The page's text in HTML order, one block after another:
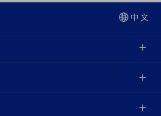
中文